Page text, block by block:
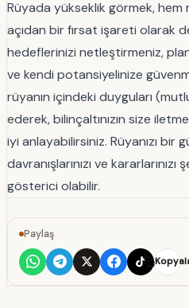
Rüyada yükseklik görmek, hem
açıdan bir fırsat işareti olarak
hedeflerinizi netleştirmeniz,
ve kendi potansiyelinize
rüyanın içindeki duyguları
ederek, bilinçaltınızın size
iyi anlayabilirsiniz. Rüyanızı bir
davranışlarınızı ve
gösterici olabilir.
Paylaş